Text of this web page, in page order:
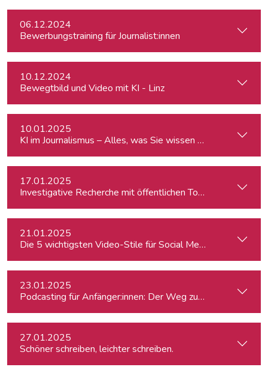
06.12.2024
Bewerbungstraining für Journalist:innen
10.12.2024
Bewegtbild und Video mit KI - Linz
10.01.2025
KI im Journalismus – Alles, was Sie wissen müssen
17.01.2025
Investigative Recherche mit öffentlichen Tools – von
21.01.2025
Die 5 wichtigsten Video-Stile für Social Media
23.01.2025
Podcasting für Anfänger:innen: Der Weg zum eigenen
27.01.2025
Schöner schreiben, leichter schreiben.